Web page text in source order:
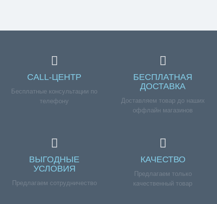
CALL-ЦЕНТР
Бесплатные консультации по
телефону
БЕСПЛАТНАЯ
ДОСТАВКА
Доставляем товар до наших
оффлайн магазинов
ВЫГОДНЫЕ
УСЛОВИЯ
Предлагаем сотрудничество
КАЧЕСТВО
Предлагаем только
качественный товар